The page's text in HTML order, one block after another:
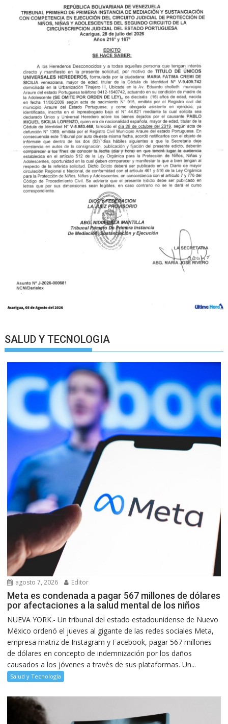
SALUD Y TECNOLOGIA
agosto 7, 2026 Editor
Meta es condenada a pagar 567 millones de dólares
por afectaciones a la salud mental de los niños
NUEVA YORK.- Un tribunal del estado estadounidense de Nuevo
México ordenó el jueves al gigante de las redes sociales Meta,
empresa matriz de Instagram y Facebook, pagar 567 millones
de dólares en concepto de indemnización por los daños
causados a los jóvenes a través de sus plataformas. Un...
Salud y Tecnología